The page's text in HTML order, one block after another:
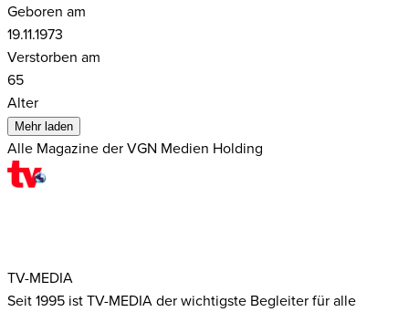
Geboren am
19.11.1973
Verstorben am
65
Alter
Mehr laden
Alle Magazine der VGN Medien Holding
TV-MEDIA
Seit 1995 ist TV-MEDIA der wichtigste Begleiter für alle